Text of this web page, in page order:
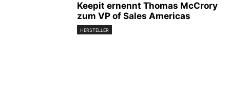
Keepit ernennt Thomas McCrory
zum VP of Sales Americas
HERSTELLER